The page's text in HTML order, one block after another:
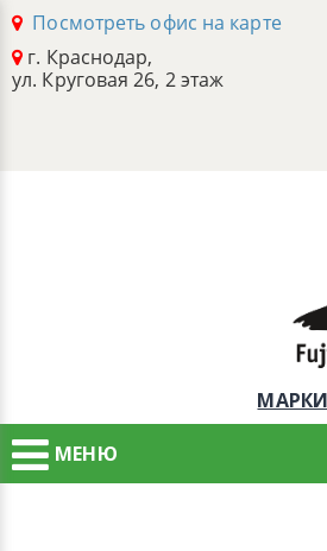
Посмотреть офис на карте
г. Краснодар,
ул. Круговая 26, 2 этаж
МЕНЮ